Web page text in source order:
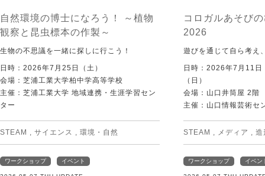
自然環境の博士になろう！ ～植物
観察と昆虫標本の作製～
生物の不思議を一緒に探しに行こう！
日時：2026年7月25日（土）
会場：芝浦工業大学柏中学高等学校
主催：芝浦工業大学 地域連携・生涯学習セン
ター
STEAM , サイエンス , 環境・自然
ワークショップ イベント
コロガルあそび
2026
遊びを通じて自ら考え
日時：2026年7月11
（日）
会場：山口井筒屋 2階
主催：山口情報芸術セ
STEAM , メディア , 造
ワークショップ イベン